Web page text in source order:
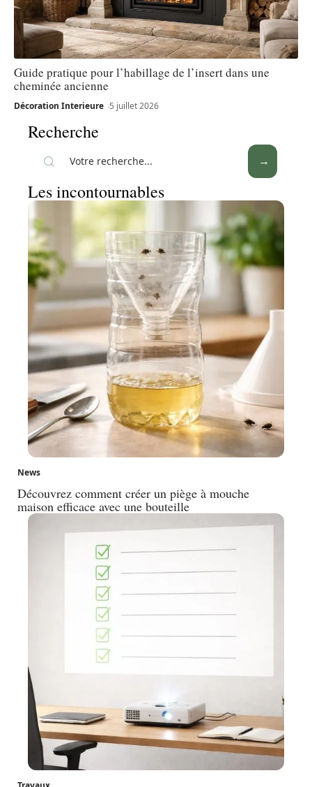
Guide pratique pour l’habillage de l’insert dans une
cheminée ancienne
Décoration Interieure 5 juillet 2026
Recherche
Les incontournables
News
Découvrez comment créer un piège à mouche
maison efficace avec une bouteille